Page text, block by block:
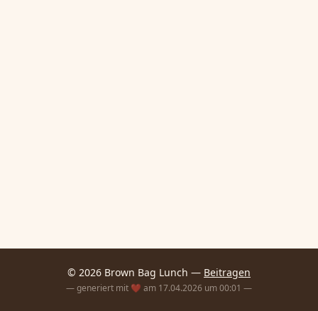
© 2026 Brown Bag Lunch — Beitragen
— generiert mit ❤️ am 17.04.2026 um 00:01 —